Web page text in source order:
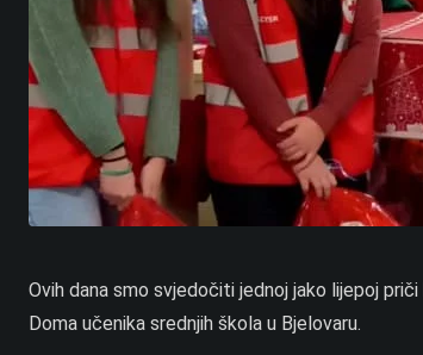
Ovih dana smo svjedočiti jednoj jako lijepoj
Doma učenika srednjih škola u Bjelovaru.